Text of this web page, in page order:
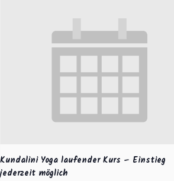
Kundalini Yoga laufender Kurs – Einstieg
jederzeit möglich